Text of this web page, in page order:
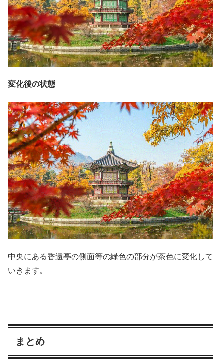
変化後の状態
中央にある香遠亭の側面等の緑色の部分が茶色に変化して
いきます。
まとめ